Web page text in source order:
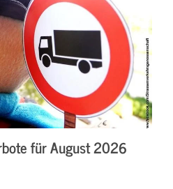
für August 2026